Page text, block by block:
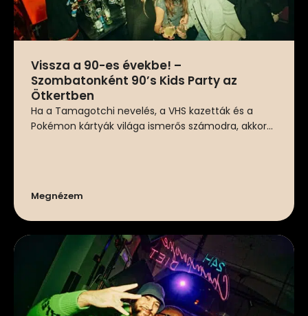
Vissza a 90-es évekbe! –
Szombatonként 90’s Kids Party az
Ötkertben
Ha a Tamagotchi nevelés, a VHS kazetták és a
Pokémon kártyák világa ismerős számodra, akkor...
Megnézem